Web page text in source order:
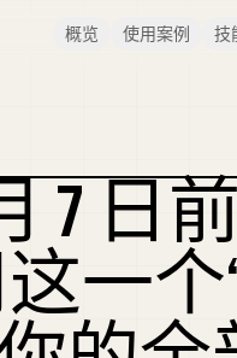
概览 使用案例 技
月 7
一